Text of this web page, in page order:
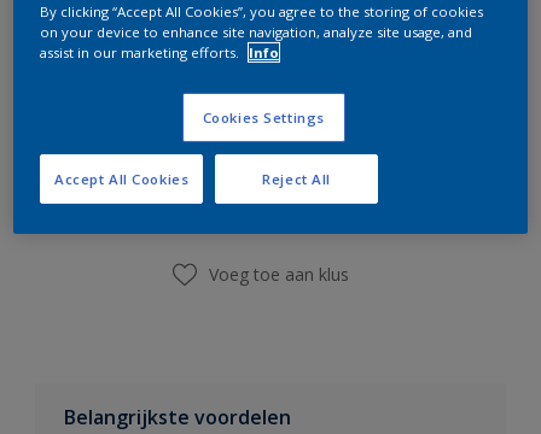
Boodschappenlijst
Vind een winkel
Voeg toe aan klus
Belangrijkste voordelen
By clicking “Accept All Cookies”, you agree to the storing of cookies
on your device to enhance site navigation, analyze site usage, and
assist in our marketing efforts.
Info
Cookies Settings
Reject All
Accept All Cookies